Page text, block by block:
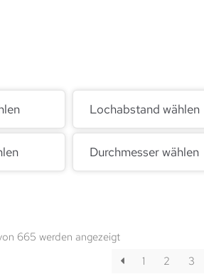
Lochabstand wählen
Durchmesser wählen
665 werden angezeigt
1
2 3